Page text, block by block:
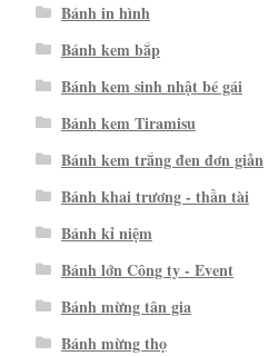
Bánh in hình
Bánh kem bắp
Bánh kem sinh nhật bé gái
Bánh kem Tiramisu
Bánh kem trắng đen đơn giản
Bánh khai trương - thần tài
Bánh kỉ niệm
Bánh lớn Công ty - Event
Bánh mừng tân gia
Bánh mừng thọ